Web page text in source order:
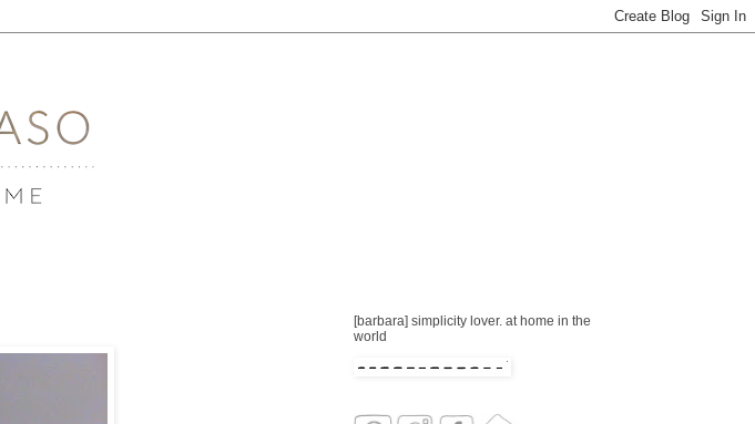
[barbara] simplicity lover. at home in the
world